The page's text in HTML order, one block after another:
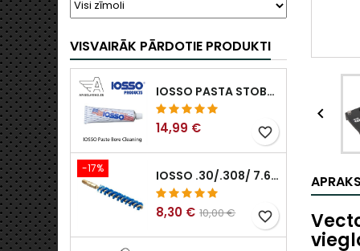
VISVAIRĀK PĀRDOTIE PRODUKTI
IOSSO PASTA STOBRA TĪRĪŠANAI
14,99 € favorite_border
-17% IOSSO .30/.308/ 7.62MM ELIMINATOR BLUE NYFLEX IEROČU URBUMU TĪRĪŠANAS BIRSTES .30/.308/ 7.62MM
8,30 € 10,00 € favorite_border
